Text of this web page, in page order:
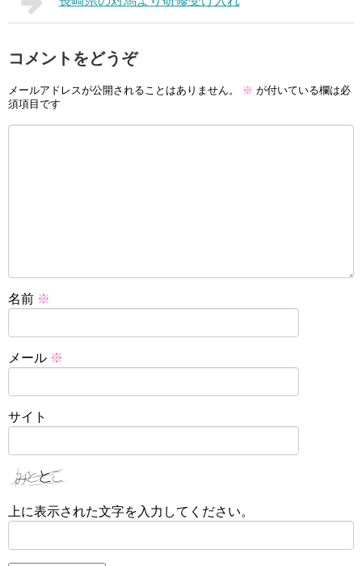
コメントをどうぞ
メールアドレスが公開されることはありません。 ※ が付いている欄は必
須項目です
名前 ※
メール ※
サイト
上に表示された文字を入力してください。